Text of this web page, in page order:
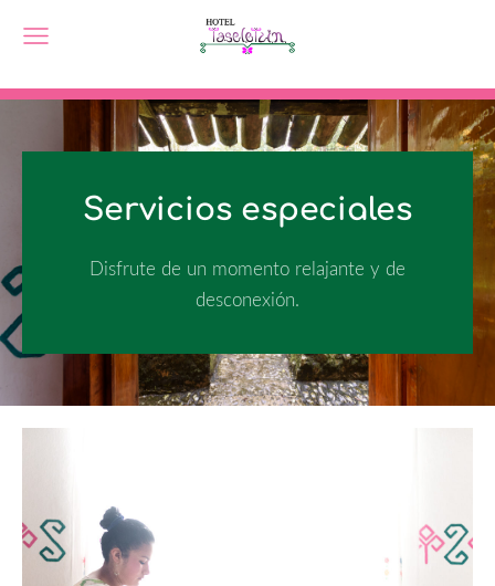
Servicios especiales
Disfrute de un momento relajante y de
desconexión.